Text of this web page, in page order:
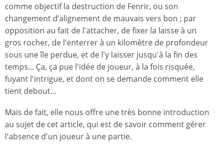
comme objectif la destruction de Fenrir, ou son
changement d’alignement de mauvais vers bon ; par
opposition au fait de l'attacher, de fixer la laisse à un
gros rocher, de l'enterrer à un kilomètre de profondeur
sous une île perdue, et de l'y laisser jusqu'à la fin des
temps... Ça, ça pue l'idée de joueur, à la fois risquée,
fuyant l'intrigue, et dont on se demande comment elle
tient debout…
Mais de fait, elle nous offre une très bonne introduction
au sujet de cet article, qui est de savoir comment gérer
l'absence d'un joueur à une partie.